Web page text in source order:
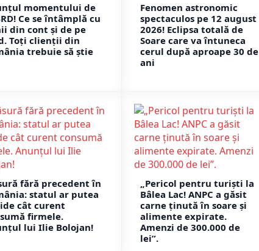
momentului de
Ce se întâmplă cu
din cont și de pe
Toți clienții din
trebuie să știe
Fenomen astronomic
spectaculos pe 12 august
2026! Eclipsa totală de
Soare care va întuneca
cerul după aproape 30 de
ani
fără precedent în
statul ar putea
cât curent
firmele.
lui Ilie Bolojan!
„Pericol pentru turiști la
Bâlea Lac! ANPC a găsit
carne ținută în soare și
alimente expirate.
Amenzi de 300.000 de
lei”.